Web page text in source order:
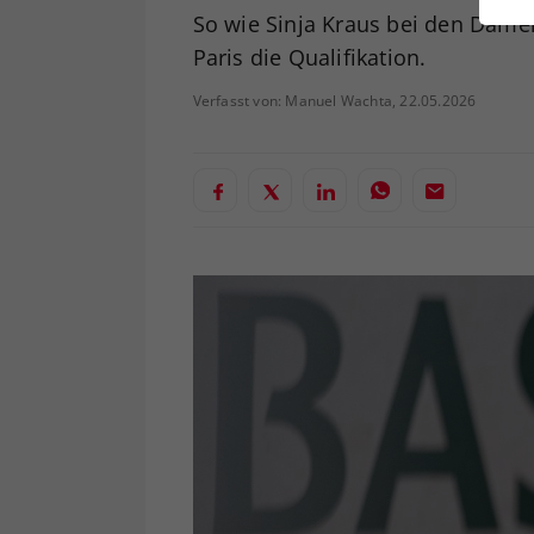
So wie Sinja Kraus bei den
Paris die Qualifikation.
Verfasst von: Manuel Wachta, 22.05.2026